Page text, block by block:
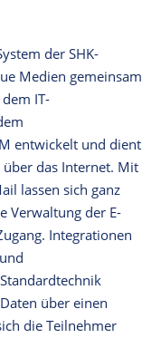
der SHK-
Medien gemeinsam
IT-
entwickelt und dient
über das Internet. Mit
lassen sich ganz
Verwaltung der E-
Integrationen
über einen
die Teilnehmer